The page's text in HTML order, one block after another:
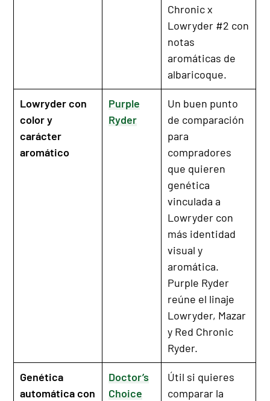
Chronic x
Lowryder #2 con
notas
aromáticas de
albaricoque.
Lowryder con
color y
carácter
aromático
Purple
Ryder
Un buen punto
de comparación
para
compradores
que quieren
genética
vinculada a
Lowryder con
más identidad
visual y
aromática.
Purple Ryder
reúne el linaje
Lowryder, Mazar
y Red Chronic
Ryder.
Genética
automática con
Doctor’s
Choice
Útil si quieres
comparar la